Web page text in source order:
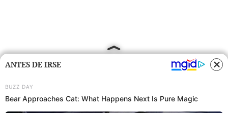
ANTES DE IRSE